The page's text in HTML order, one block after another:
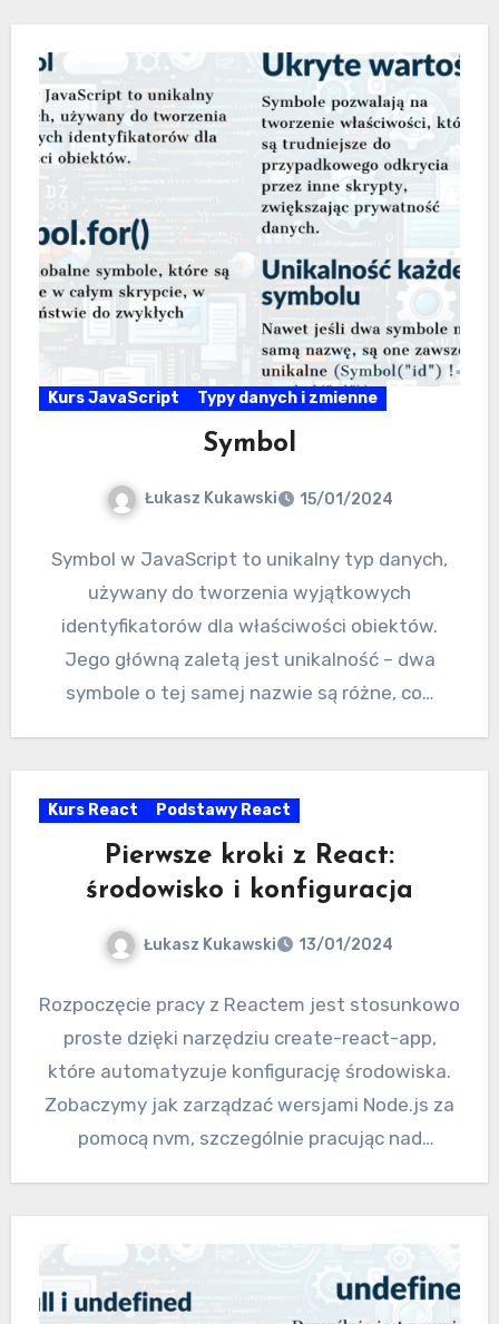
Kurs JavaScript Typy danych i zmienne
Symbol
Łukasz Kukawski 15/01/2024
Symbol w JavaScript to unikalny typ danych,
używany do tworzenia wyjątkowych
identyfikatorów dla właściwości obiektów.
Jego główną zaletą jest unikalność – dwa
symbole o tej samej nazwie są różne, co…
Kurs React Podstawy React
Pierwsze kroki z React:
środowisko i konfiguracja
Łukasz Kukawski 13/01/2024
Rozpoczęcie pracy z Reactem jest stosunkowo
proste dzięki narzędziu create-react-app,
które automatyzuje konfigurację środowiska.
Zobaczymy jak zarządzać wersjami Node.js za
pomocą nvm, szczególnie pracując nad